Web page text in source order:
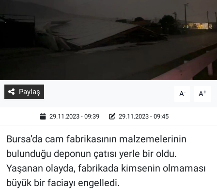
Paylaş A- A+
29.11.2023 - 09:39 29.11.2023 - 09:45
Bursa’da cam fabrikasının malzemelerinin
bulunduğu deponun çatısı yerle bir oldu.
Yaşanan olayda, fabrikada kimsenin olmaması
büyük bir faciayı engelledi.